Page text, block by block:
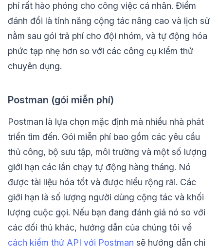
phí rất hào phóng cho công việc cá nhân. Điểm
đánh đổi là tính năng cộng tác nâng cao và lịch sử
nằm sau gói trả phí cho đội nhóm, và tự động hóa
phức tạp nhẹ hơn so với các công cụ kiểm thử
chuyên dụng.
Postman (gói miễn phí)
Postman là lựa chọn mặc định mà nhiều nhà phát
triển tìm đến. Gói miễn phí bao gồm các yêu cầu
thủ công, bộ sưu tập, môi trường và một số lượng
giới hạn các lần chạy tự động hàng tháng. Nó
được tài liệu hóa tốt và được hiểu rộng rãi. Các
giới hạn là số lượng người dùng cộng tác và khối
lượng cuộc gọi. Nếu bạn đang đánh giá nó so với
các đối thủ khác, hướng dẫn của chúng tôi về
cách kiểm thử API với Postman sẽ hướng dẫn chi